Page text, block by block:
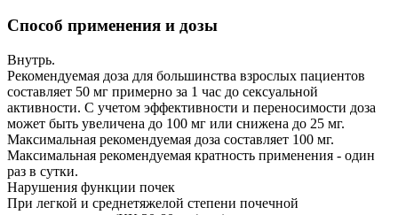
Способ применения и дозы
Внутрь.
Рекомендуемая доза для большинства взрослых пациентов
составляет 50 мг примерно за 1 час до сексуальной
активности. С учетом эффективности и переносимости доза
может быть увеличена до 100 мг или снижена до 25 мг.
Максимальная рекомендуемая доза составляет 100 мг.
Максимальная рекомендуемая кратность применения - один
раз в сутки.
Нарушения функции почек
При легкой и среднетяжелой степени почечной